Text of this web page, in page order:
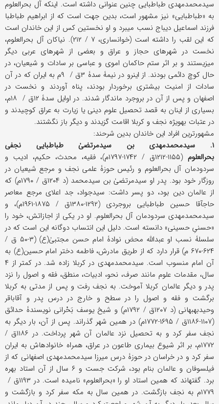
سیدمحمدمهدی طباطبایی چنین عنوانی داشته است. اینکه آل بحرالعلوم
به «طباطبایی» نیز مشهور است، بدین جهت است که از ابراهیم طباطبا
فرزند اسماعیل دیباج نسب می‎برد و او نخستین کس از این خاندان است
که این لقب را داشته است (خوانساری، ۷ / ۲۱۲). نیاکان آل بحرالعلوم،
نخست در شهرهای حجاز و عراق و بعضی از شهرهای عربی دیگر
می‎زیستند و بر اثر ستم حاکمان اموی و عباسی بر سادات و شیعیان، در
حال کوچ دائمی بودند. از این‎رو در نیمۀ سدۀ ۳ق / ۹م به ایران که در آن
سادات از امنیت بیشتری برخوردار بودند، پناه آوردند و نخست در
اصفهان و پس از آن در بروجرد ماندگار شدند. در اوایل سدۀ ۱۲ق / ۱۸م،
بسیاری از اینان به قصد تحصیل علوم دینی یا زیارت به عراق کوچیدند و
در عتبات به‎ویژه نجف و کربلا اقامت گزیدند و دیگر باز نگشتند.
مشهورترین افراد این خاندان بدین شرحند:
۱. سیدمحمدمهدی بن سیدمرتضیٰ طباطبایی نجفی
بحرالعلوم
(۱۱۵۵-۱۲۱۲ق / ۱۷۴۲-۱۷۹۷م)، فقیه، محدث، حکیم، ادیب و
سردودمان آل بحرالعلوم و رئیس حوزۀ علمی نجف و مرجع شیعیان در
روزگار خود بود. پدر او سیدمرتضیٰ بن سیدمحمد (د ۱۲۰۴ق / ۱۷۹۰م) که
از عالمان دین بود، دو پسر داشت: سیدجواد، جد اعلای مرجع معاصر
حاج‎آقا حسین طباطبایی بروجردی (۱۲۹۲-۱۳۸۰ق / ۱۸۷۵-۱۹۶۱م)، و
سیدمحمدمهدی سردودمان آل بحرالعلوم. او در یکی از اجازاتش، خود را
«حسنیِ حسینی» دانسته است. دلیل این انتساب دوگانه این است که در
سلسلۀ نسب او عبدالله محض نوادۀ امام حسن مجتبیٰ(ع) (۳-۵۰ ق /
۶۲۴-۶۷۰ م) قرار دارد که از طریق مادرش، فاطمه دختر امام حسین(ع) به
آن امام منسوب است. سیدمحمدمهدی در کربلا زاده شد. در کمتر از ۴
سال، مقدمات علوم مانند صرف، نحو، ادبیات، منطق، فقه و اصول را نزد
پدر و دیگر عالمان کربلا آموخت. به نجف رفت و پس از مدتی به کربلا
برگشت و فقه و اصول را در سطح و خارج در درس پدر و آقاباقر
وحیدبهبهانی (د ۱۲۰۷ق / ۱۷۹۲م) و شیخ یوسف بَحْرانی نویسندۀ حدائق
(۱۱۰۷-۱۱۸۶ق / ۱۶۹۵-۱۷۷۲م) در همین شهر گذراند. پس از آن، بار دیگر به
نجف سفر کرد و به تحصیل نزد عالمان آن شهر پرداخت. در ۱۱۸۶ق /
۱۷۷۲م، بر اثر شیوع بیماری طاعون در عراق، همراه خانواده‎اش به ایران
سفر کرد و در خراسان در حوزۀ درس میرزا ‎سیدمحمدمهدی اصفهانی که از
فیلسوفان و عالمان بنام بود، شرکت جست و ۶ سال از آن استاد بهره
برد. گفته‎اند که همین استاد او را «بحرالعلوم» نامیده است. در ۱۱۹۳ق /
۱۷۷۹م به نجف بازگشت. در همین سال به مکه سفر کرد و بازگشت و